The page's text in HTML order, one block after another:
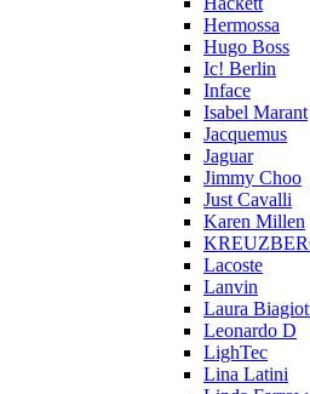
Hermossa
Hugo Boss
Ic! Berlin
Inface
Isabel Marant
Jacquemus
Jaguar
Jimmy Choo
Just Cavalli
Karen Millen
Lacoste
Lanvin
Laura
Leonardo D
LighTec
Lina Latini